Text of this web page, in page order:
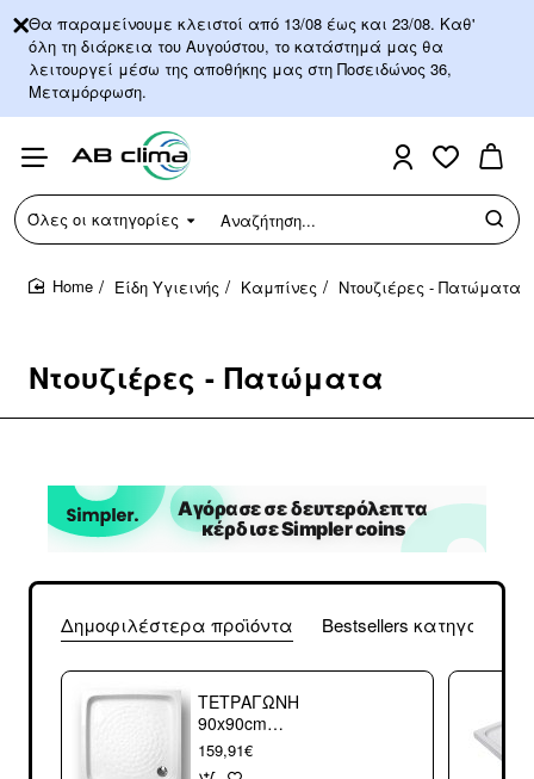
Θα παραμείνουμε κλειστοί από 13/08 έως και 23/08. Καθ'
όλη τη διάρκεια του Αυγούστου, το κατάστημά μας θα
λειτουργεί μέσω της αποθήκης μας στη Ποσειδώνος 36,
Μεταμόρφωση.
Όλες οι κατηγορίες
Αναζήτηση...
Ντουζιέρες - Πατώματα
Είδη Υγιεινής Καμπίνες Ντουζιέρες - Πατώματα
Δημοφιλέστερα προϊόντα Bestsellers κατηγορίας
ΤΕΤΡΑΓΩΝΗ
90x90cm
ΝΤΟΥΖΙΕΡΑ 27-
2208
159,91€